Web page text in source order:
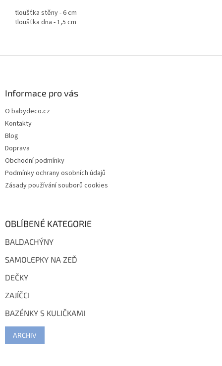
tloušťka stěny - 6 cm
tloušťka dna - 1,5 cm
Informace pro vás
O babydeco.cz
Kontakty
Blog
Doprava
Obchodní podmínky
Podmínky ochrany osobních údajů
Zásady používání souborů cookies
OBLÍBENÉ KATEGORIE
BALDACHÝNY
SAMOLEPKY NA ZEĎ
DEČKY
ZAJÍČCI
BAZÉNKY S KULIČKAMI
ARCHIV